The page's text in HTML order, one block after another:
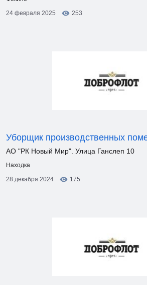
24 февраля 2025
253
Уборщик производственных
АО "РК Новый Мир". Улица Ганслеп 10
Находка
28 декабря 2024
175